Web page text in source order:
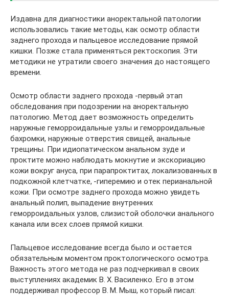
Издавна для диагностики аноректальной патологии
использовались такие методы, как осмотр области
заднего прохода и пальцевое исследование прямой
кишки. Позже стала применяться ректоскопия. Эти
методики не утратили своего значения до настоящего
времени.
Осмотр области заднего прохода -первый этап
обследования при подозрении на аноректальную
патологию. Метод дает возможность определить
наружные геморроидальные узлы и геморроидальные
бахромки, наружные отверстия свищей, анальные
трещины. При идиопатическом анальном зуде и
проктите можно наблюдать мокнутие и экскориацию
кожи вокруг ануса, при парапроктитах, локализованных в
подкожной клетчатке, -гиперемию и отек перианальной
кожи. При осмотре заднего прохода можно увидеть
анальный полип, выпадение внутренних
геморроидальных узлов, слизистой оболочки анального
канала или всех слоев прямой кишки.
Пальцевое исследование всегда было и остается
обязательным моментом проктологического осмотра.
Важность этого метода не раз подчеркивал в своих
выступлениях академик В. Х. Василенко. Его в этом
поддерживал профессор В. М. Мыш, который писал: